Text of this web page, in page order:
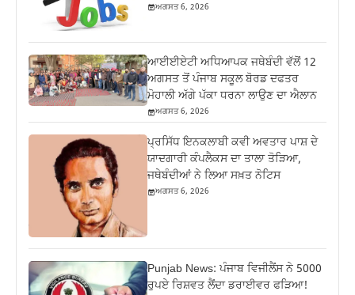
ਅਗਸਤ 6, 2026
ਆਈਈਏਟੀ ਅਧਿਆਪਕ ਜਥੇਬੰਦੀ ਵੱਲੋਂ 12
ਅਗਸਤ ਤੋਂ ਪੰਜਾਬ ਸਕੂਲ ਬੋਰਡ ਦਫਤਰ
ਮੋਹਾਲੀ ਅੱਗੇ ਪੱਕਾ ਧਰਨਾ ਲਾਉਣ ਦਾ ਐਲਾਨ
ਅਗਸਤ 6, 2026
ਪ੍ਰਸਿੱਧ ਇਨਕਲਾਬੀ ਕਵੀ ਅਵਤਾਰ ਪਾਸ਼ ਦੇ
ਯਾਦਗਾਰੀ ਕੰਪਲੈਕਸ ਦਾ ਤਾਲਾ ਤੋੜਿਆ,
ਜਥੇਬੰਦੀਆਂ ਨੇ ਲਿਆ ਸਖ਼ਤ ਨੋਟਿਸ
ਅਗਸਤ 6, 2026
Punjab News: ਪੰਜਾਬ ਵਿਜੀਲੈਂਸ ਨੇ 5000
ਰੁਪਏ ਰਿਸ਼ਵਤ ਲੈਂਦਾ ਡਰਾਈਵਰ ਫੜਿਆ!